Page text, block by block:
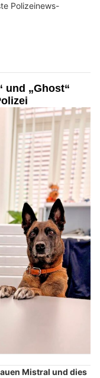
Polizeinews-
und „Ghost“
Mistral und dies